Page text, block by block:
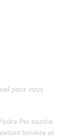
pour vous
Pio touche
lumière et